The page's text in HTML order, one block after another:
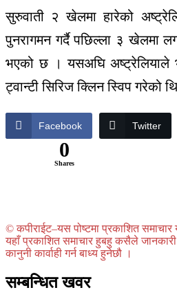
सुरुवाती २ खेलमा हारेको
पुनरागमन गर्दै पछिल्ला ३ खेलमा
भएको छ । यसअघि अष्ट्रेलियाले
ट्वान्टी सिरिज क्लिन स्विप गरेको
Facebook Twitter
0
Shares
© कपीराईट–यस पोष्टमा प्रकाशित समाचार
यहाँ प्रकाशित समाचार हुबहु कसैले जानकारी
कानुनी कार्वाही गर्न बाध्य हुनेछौ ।
सम्बन्धित खवर